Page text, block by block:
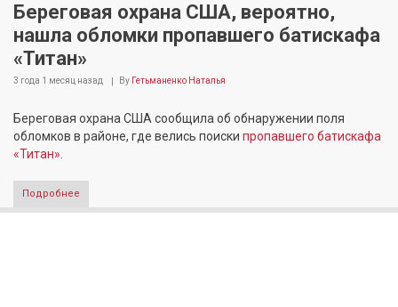
Береговая охрана США, вероятно,
нашла обломки пропавшего батискафа
«Титан»
3 года 1 месяц назад By Гетьманенко Наталья
Береговая охрана США сообщила об обнаружении поля
обломков в районе, где велись поиски пропавшего батискафа
«Титан»
Подробнее